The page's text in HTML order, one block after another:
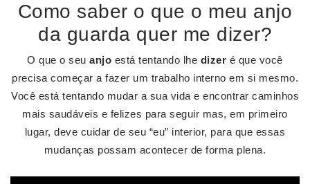
Como saber o que o meu anjo
da guarda quer me dizer?
O que o seuanjo está tentando lhe dizer é que você
precisa começar a fazer um trabalho interno em si mesmo.
Você está tentando mudar a sua vida e encontrar caminhos
mais saudáveis e felizes para seguir mas, em primeiro
lugar, deve cuidar de seu “eu” interior, para que essas
mudanças possam acontecer de forma plena.